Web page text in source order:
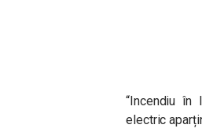
“Incendiu în
electric